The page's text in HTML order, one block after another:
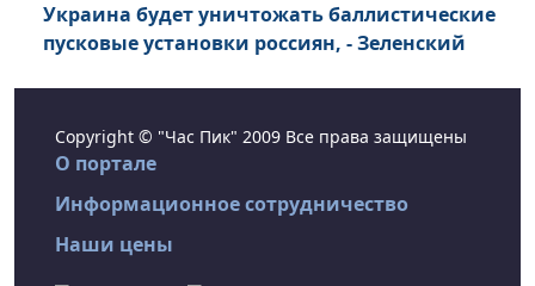
Украина будет уничтожать баллистические
пусковые установки россиян, - Зеленский
Copyright © "Час Пик" 2009 Все права защищены
О портале
Информационное сотрудничество
Наши цены